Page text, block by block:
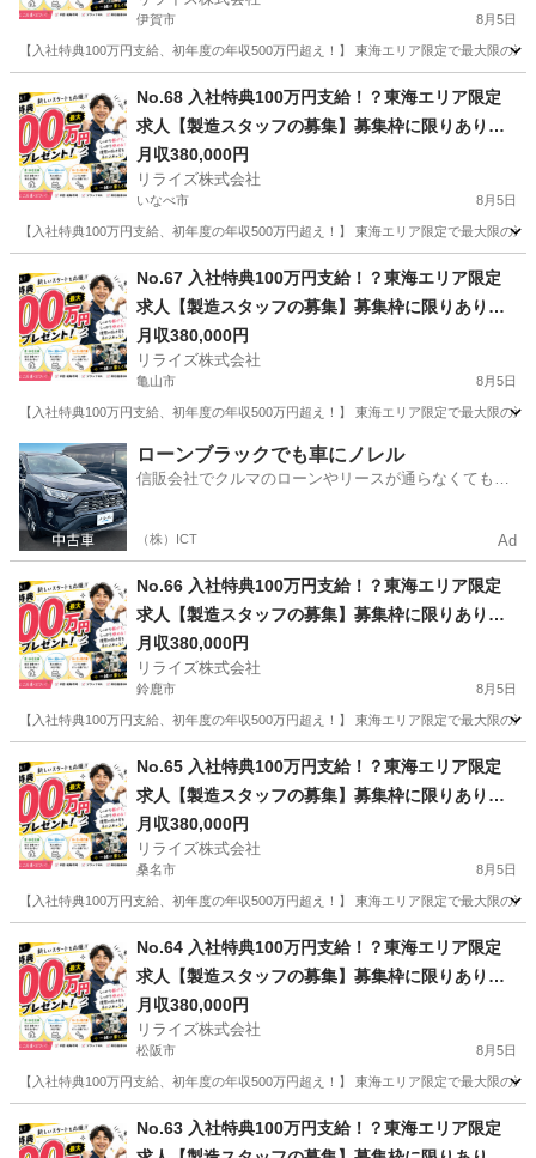
伊賀市 8月5日
【入社特典100万円支給、初年度の年収500万円超え！】 東海エリア限定で最大限の
業務
No.68 入社特典100万円支給！？東海エリア限定
求人【製造スタッフの募集】募集枠に限りありの
為まずはお問い合わせ！
月収380,000円
リライズ株式会社
いなべ市 8月5日
【入社特典100万円支給、初年度の年収500万円超え！】 東海エリア限定で最大限の
その他 業務
No.67 入社特典100万円支給！？東海エリア限定
求人【製造スタッフの募集】募集枠に限りありの
為まずはお問い合わせ！
月収380,000円
リライズ株式会社
亀山市 8月5日
【入社特典100万円支給、初年度の年収500万円超え！】 東海エリア限定で最大限の
三重 亀山市 その他 業務
ローンブラックでも車にノレル
信販会社でクルマのローンやリースが通らなくてもク
（株）ICT Ad
No.66 入社特典100万円支給！？東海エリア限定
求人【製造スタッフの募集】募集枠に限りありの
為まずはお問い合わせ！
月収380,000円
リライズ株式会社
鈴鹿市 8月5日
【入社特典100万円支給、初年度の年収500万円超え！】 東海エリア限定で最大限の
業務
No.65 入社特典100万円支給！？東海エリア限定
求人【製造スタッフの募集】募集枠に限りありの
為まずはお問い合わせ！
月収380,000円
リライズ株式会社
桑名市 8月5日
【入社特典100万円支給、初年度の年収500万円超え！】 東海エリア限定で最大限の
業務
No.64 入社特典100万円支給！？東海エリア限定
求人【製造スタッフの募集】募集枠に限りありの
為まずはお問い合わせ！
月収380,000円
リライズ株式会社
松阪市 8月5日
【入社特典100万円支給、初年度の年収500万円超え！】 東海エリア限定で最大限の
業務
No.63 入社特典100万円支給！？東海エリア限定